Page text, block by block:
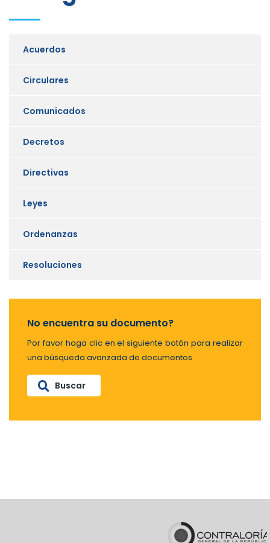
Acuerdos
Circulares
Comunicados
Decretos
Directivas
Leyes
Ordenanzas
Resoluciones
No encuentra su documento?
Por favor haga clic en el siguiente botón para realizar
una búsqueda avanzada de documentos.
Buscar